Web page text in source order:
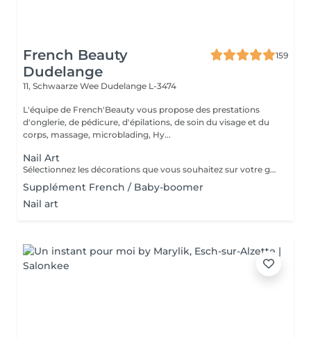
French Beauty
Dudelange
159
11, Schwaarze Wee Dudelange L-3474
L'équipe de French'Beauty vous propose des prestations
d'onglerie, de pédicure, d'épilations, de soin du visage et du
corps, massage, microblading, Hy...
Nail Art
Sélectionnez les décorations que vous souhaitez sur votre gainage ou pose gel.
Supplément French / Baby-boomer
Nail art